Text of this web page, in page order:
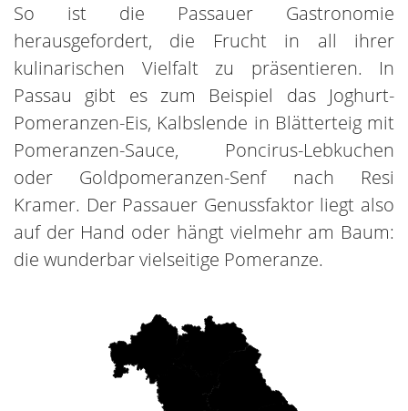
So ist die Passauer Gastronomie
herausgefordert, die Frucht in all ihrer
kulinarischen Vielfalt zu präsentieren. In
Passau gibt es zum Beispiel das Joghurt-
Pomeranzen-Eis, Kalbslende in Blätterteig mit
Pomeranzen-Sauce, Poncirus-Lebkuchen
oder Goldpomeranzen-Senf nach Resi
Kramer. Der Passauer Genussfaktor liegt also
auf der Hand oder hängt vielmehr am Baum:
die wunderbar vielseitige Pomeranze.